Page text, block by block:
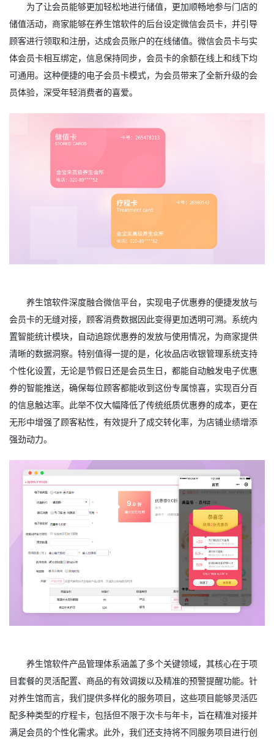
为了让会员能够更加轻松地进行储值，更加顺畅地参与门店的
储值活动，商家能够在养生馆软件的后台设定微信会员卡，并引导
顾客进行领取和注册，达成会员账户的在线储值。微信会员卡与实
体会员卡相互绑定，信息保持同步，会员卡的余额在线上和线下均
可通用。这种便捷的电子会员卡模式，为会员带来了全新升级的会
员体验，深受年轻消费者的喜爱。
养生馆软件深度融合微信平台，实现电子优惠券的便捷发放与
会员卡的无缝对接，顾客消费数据因此变得更加透明可溯。系统内
置智能统计模块，自动追踪优惠券的发放与使用情况，为商家提供
清晰的数据洞察。特别值得一提的是，化妆品店收银管理系统支持
个性化设置，无论是节假日还是会员生日，都能自动触发电子优惠
券的智能推送，确保每位顾客都能收到这份专属惊喜，实现百分百
的信息触达率。此举不仅大幅降低了传统纸质优惠券的成本，更在
无形中增强了顾客粘性，有效提升了成交转化率，为店铺业绩增添
强劲动力。
养生馆软件产品管理体系涵盖了多个关键领域，其核心在于项
目套餐的灵活配置、商品的有效调拨以及精准的预警提醒功能。针
对养生馆而言，我们提供多样化的服务项目，这些项目能够灵活匹
配多种类型的疗程卡，包括但不限于次卡与年卡，旨在精准对接并
满足会员的个性化需求。此外，我们还支持将不同服务项目进行创